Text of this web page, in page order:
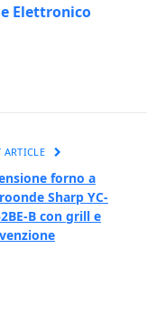
Elettronico
ARTICLE
forno a
Sharp YC-
B con grill e